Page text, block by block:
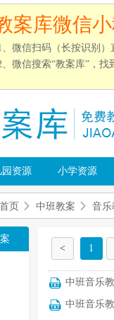
案库微信
、微信扫码（长按识别）
、微信搜索“教案库”，找
园资源 小学资源
页 中班教案 音乐
< 1
中班音乐
中班音乐